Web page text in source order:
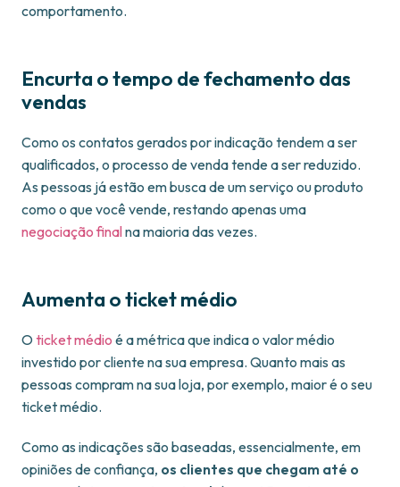
comportamento.
Encurta o tempo de fechamento das
vendas
Como os contatos gerados por indicação tendem a ser
qualificados, o processo de venda tende a ser reduzido.
As pessoas já estão em busca de um serviço ou produto
como o que você vende, restando apenas uma
negociação finalna maioria das vezes.
Aumenta o ticket médio
Oticket médio é a métrica que indica o valor médio
investido por cliente na sua empresa. Quanto mais as
pessoas compram na sua loja, por exemplo, maior é o seu
ticket médio.
Como as indicações são baseadas, essencialmente, em
opiniões de confiança, os clientes que chegam até o